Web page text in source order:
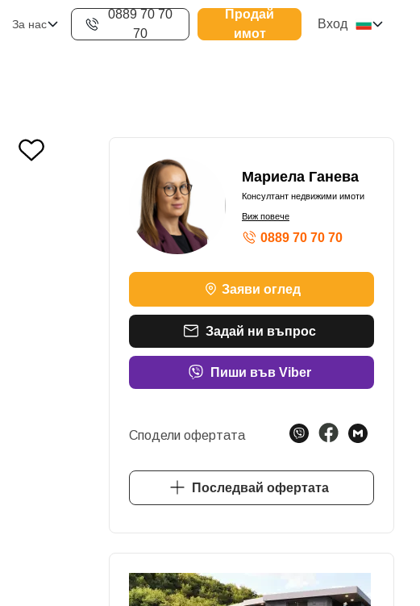
За нас
0889 70 70
70
Продай
имот
Вход
Мариела Ганева
Консултант недвижими имоти
Виж повече
0889 70 70 70
Заяви оглед
Задай ни въпрос
Пиши във Viber
Сподели офертата
Последвай офертата